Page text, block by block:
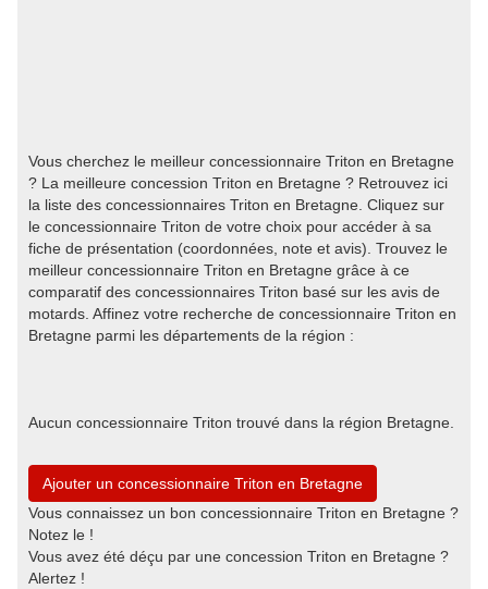
Vous cherchez le meilleur concessionnaire Triton en Bretagne
? La meilleure concession Triton en Bretagne ? Retrouvez ici
la liste des concessionnaires Triton en Bretagne. Cliquez sur
le concessionnaire Triton de votre choix pour accéder à sa
fiche de présentation (coordonnées, note et avis). Trouvez le
meilleur concessionnaire Triton en Bretagne grâce à ce
comparatif des concessionnaires Triton basé sur les avis de
motards. Affinez votre recherche de concessionnaire Triton en
Bretagne parmi les départements de la région :
Aucun concessionnaire Triton trouvé dans la région Bretagne.
Ajouter un concessionnaire Triton en Bretagne
Vous connaissez un bon concessionnaire Triton en Bretagne ?
Notez le !
Vous avez été déçu par une concession Triton en Bretagne ?
Alertez !